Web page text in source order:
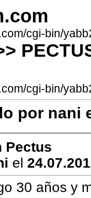
cgi-bin/
cgi-bin/
por nani
Pectus
el
30 años y